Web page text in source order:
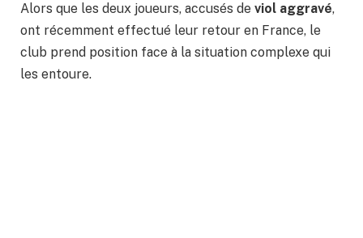
Alors que les deux joueurs, accusés de viol aggravé,
ont récemment effectué leur retour en France, le
club prend position face à la situation complexe qui
les entoure.